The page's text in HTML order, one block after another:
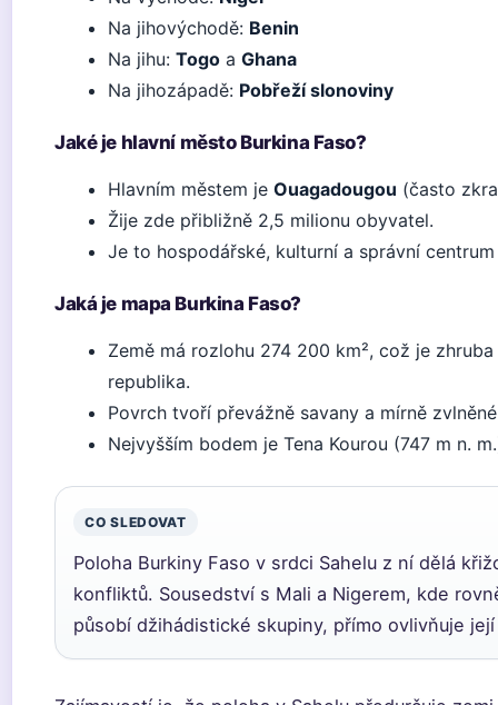
Na jihovýchodě: Benin
Na jihu: Togo a Ghana
Na jihozápadě: Pobřeží slonoviny
Jaké je hlavní město Burkina Faso?
Hlavním městem je Ouagadougou (často
Žije zde přibližně 2,5 milionu obyvatel.
Je to hospodářské, kulturní a správní centrum
Jaká je mapa Burkina Faso?
Země má rozlohu 274 200 km², což je
republika.
Povrch tvoří převážně savany a mírně
Nejvyšším bodem je Tena Kourou (747 m n.
CO SLEDOVAT
Poloha Burkiny Faso v srdci Sahelu z ní dělá
konfliktů. Sousedství s Mali a Nigerem, kde
působí džihádistické skupiny, přímo ovlivňuje